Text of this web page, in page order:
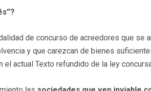
de concurso de acreedores que se
y que carezcan de bienes
actual Texto refundido de la ley